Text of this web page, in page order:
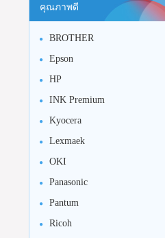
คุณภาพดี
BROTHER
Epson
HP
INK Premium
Kyocera
Lexmaek
OKI
Panasonic
Pantum
Ricoh